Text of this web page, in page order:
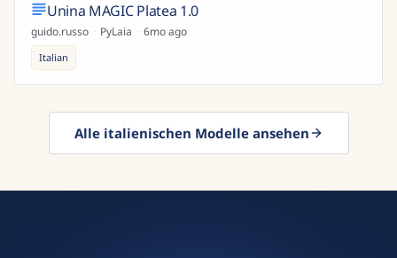
Unina MAGIC Platea 1.0
guido.russo · PyLaia · 6mo ago
Italian
Alle italienischen Modelle ansehen